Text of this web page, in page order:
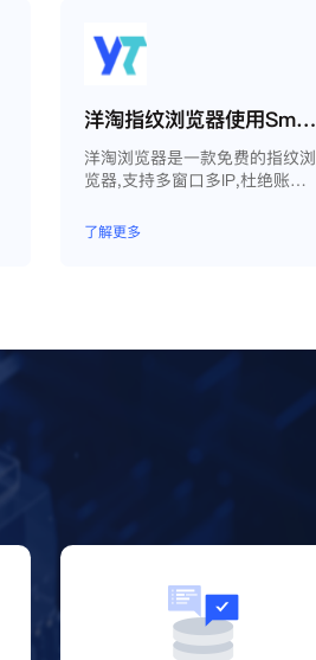
洋淘指纹浏览器使用Smartproxy教程
洋淘浏览器是一款免费的指纹浏
览器,支持多窗口多IP,杜绝账户
了解更多